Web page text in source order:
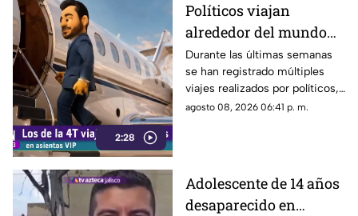
2:28
Políticos viajan
alrededor del mundo
sin ninguna
preocupación
Durante las últimas semanas
se han registrado múltiples
viajes realizados por políticos,
sin que hasta el momento
elevado gasto que han
generado.
agosto 08, 2026 06:41 p. m.
Adolescente de 14 años
desaparecido en